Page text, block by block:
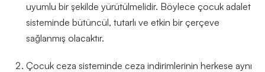
uyumlu bir şekilde yürütülmelidir. Böylece çocuk adalet
sisteminde bütüncül, tutarlı ve etkin bir çerçeve
sağlanmış olacaktır.
Çocuk ceza sisteminde ceza indirimlerinin herkese aynı